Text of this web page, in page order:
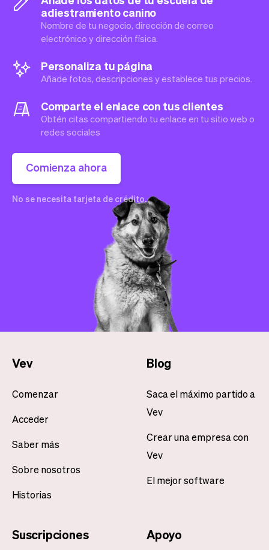
adiestramiento canino
Nombre de tu negocio, dirección de correo
electrónico y dirección física.
Personaliza tu página
Añade fotos, descripciones y establece tus precios.
Comparte el enlace con tus clientes
Obtén citas compartiendo tu enlace en tu sitio web o
redes sociales
Comienza ahora
No se necesita tarjeta de crédito.
Vev
Comenzar
Acceder
Saber más
Sobre nosotros
Historias
Blog
Saca el máximo partido a
Vev
Crear una empresa con
Vev
El mejor software
Suscripciones Apoyo